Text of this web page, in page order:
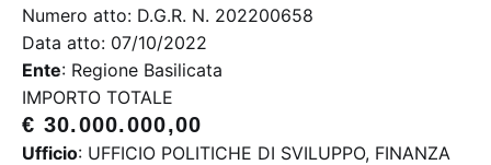
Numero atto: D.G.R. N. 202200658
Data atto: 07/10/2022
Ente: Regione Basilicata
IMPORTO TOTALE
€ 30.000.000,00
Ufficio: UFFICIO POLITICHE DI SVILUPPO, FINANZA